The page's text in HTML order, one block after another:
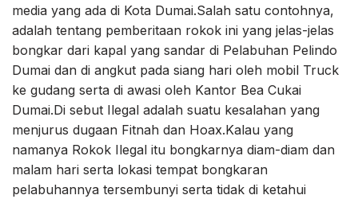
media yang ada di Kota Dumai.Salah satu contohnya,
adalah tentang pemberitaan rokok ini yang jelas-jelas
bongkar dari kapal yang sandar di Pelabuhan Pelindo
Dumai dan di angkut pada siang hari oleh mobil Truck
ke gudang serta di awasi oleh Kantor Bea Cukai
Dumai.Di sebut Ilegal adalah suatu kesalahan yang
menjurus dugaan Fitnah dan Hoax.Kalau yang
namanya Rokok Ilegal itu bongkarnya diam-diam dan
malam hari serta lokasi tempat bongkaran
pelabuhannya tersembunyi serta tidak di ketahui